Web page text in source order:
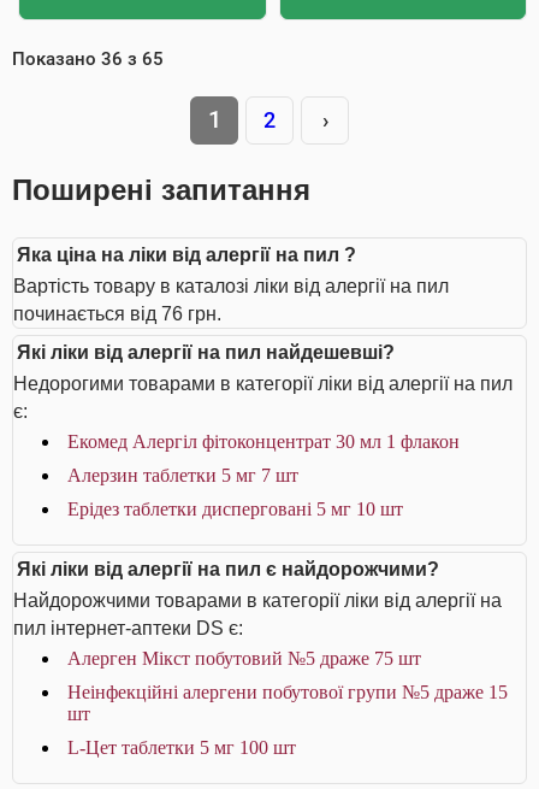
Показано 36 з 65
1 2 ›
Поширені запитання
Яка ціна на ліки від алергії на пил ?
Вартість товару в каталозі ліки від алергії на пил
починається від 76 грн.
Які ліки від алергії на пил найдешевші?
Недорогими товарами в категорії ліки від алергії на пил
є:
Екомед Алергіл фітоконцентрат 30 мл 1 флакон
Алерзин таблетки 5 мг 7 шт
Ерідез таблетки дисперговані 5 мг 10 шт
Які ліки від алергії на пил є найдорожчими?
Найдорожчими товарами в категорії ліки від алергії на
пил інтернет-аптеки DS є:
Алерген Мікст побутовий №5 драже 75 шт
Неінфекційні алергени побутової групи №5 драже 15
шт
L-Цет таблетки 5 мг 100 шт